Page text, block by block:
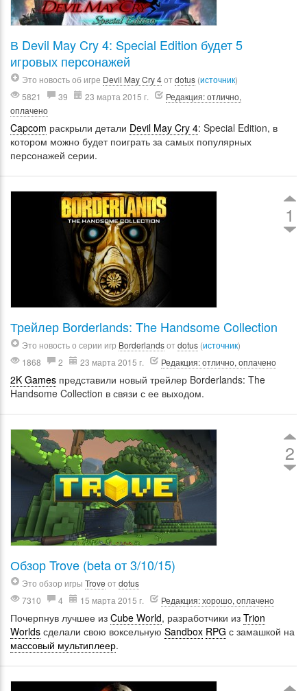
В Devil May Cry 4: Special Edition будет 5
игровых персонажей
Это новость об игре Devil May Cry 4отdotus (источник)
5821
39 23 марта 2015 г.
Редакция: отлично,
оплачено
Capcom раскрыли детали Devil May Cry 4: Special Edition, в
котором можно будет поиграть за самых популярных
персонажей серии.
1
Трейлер Borderlands: The Handsome Collection
Это новость о серии игр Borderlandsотdotus (источник)
1868
2 23 марта 2015 г. Редакция: отлично, оплачено
2K Games представили новый трейлер Borderlands: The
Handsome Collection в связи с ее выходом.
2
Обзор Trove (beta от 3/10/15)
Это обзор игры Trove отdotus
7310
4 15 марта 2015 г. Редакция: хорошо, оплачено
Почерпнув лучшее из Cube World, разработчики из Trion
Worlds сделали свою воксельную Sandbox RPG с замашкой на
массовый мультиплеер.